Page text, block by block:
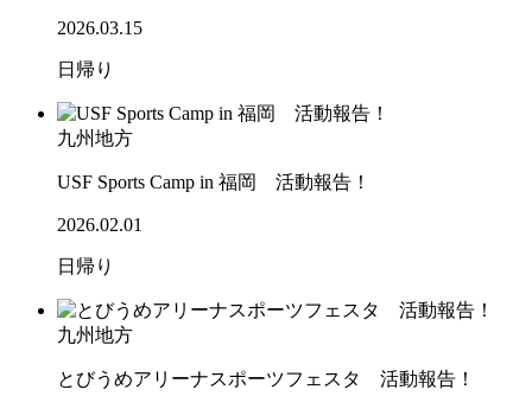
2026.03.15
日帰り
九州地方
USF Sports Camp in 福岡 活動報告！
2026.02.01
日帰り
九州地方
とびうめアリーナスポーツフェスタ 活動報告！